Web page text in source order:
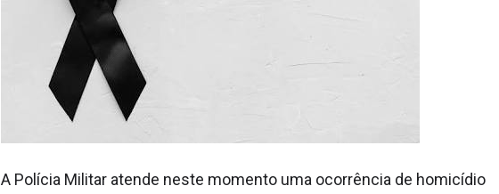
A Polícia Militar atende neste momento uma ocorrência de homicídio